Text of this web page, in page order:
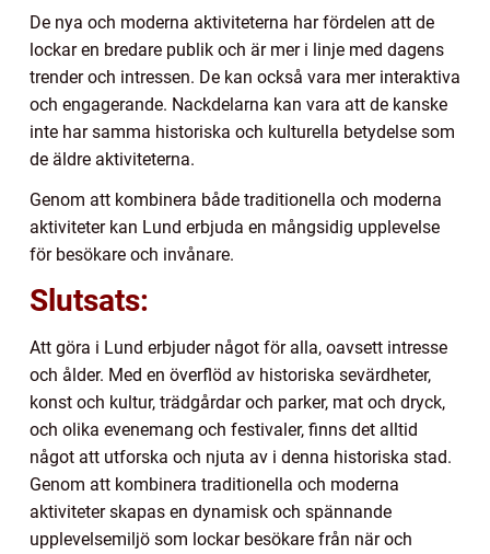
De nya och moderna aktiviteterna har fördelen att de
lockar en bredare publik och är mer i linje med dagens
trender och intressen. De kan också vara mer interaktiva
och engagerande. Nackdelarna kan vara att de kanske
inte har samma historiska och kulturella betydelse som
de äldre aktiviteterna.
Genom att kombinera både traditionella och moderna
aktiviteter kan Lund erbjuda en mångsidig upplevelse
för besökare och invånare.
Slutsats:
Att göra i Lund erbjuder något för alla, oavsett intresse
och ålder. Med en överflöd av historiska sevärdheter,
konst och kultur, trädgårdar och parker, mat och dryck,
och olika evenemang och festivaler, finns det alltid
något att utforska och njuta av i denna historiska stad.
Genom att kombinera traditionella och moderna
aktiviteter skapas en dynamisk och spännande
upplevelsemiljö som lockar besökare från när och